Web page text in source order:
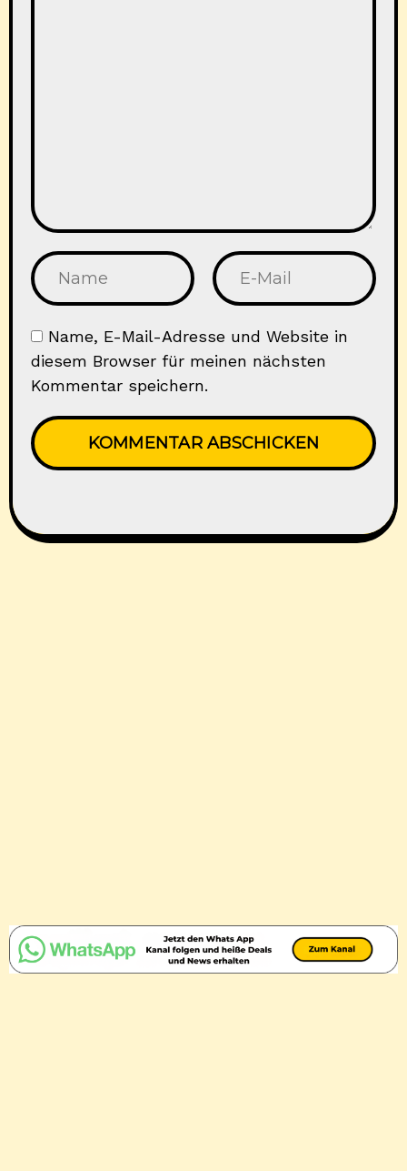
Name, E-Mail-Adresse und Website in
diesem Browser für meinen nächsten
Kommentar speichern.